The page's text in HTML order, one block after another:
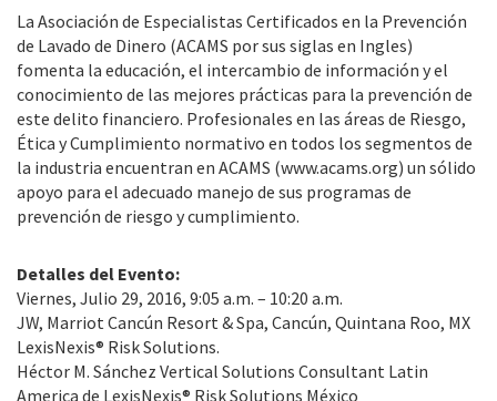
La Asociación de Especialistas Certificados en la Prevención
de Lavado de Dinero (ACAMS por sus siglas en Ingles)
fomenta la educación, el intercambio de información y el
conocimiento de las mejores prácticas para la prevención de
este delito financiero. Profesionales en las áreas de Riesgo,
Ética y Cumplimiento normativo en todos los segmentos de
la industria encuentran en ACAMS (www.acams.org) un sólido
apoyo para el adecuado manejo de sus programas de
prevención de riesgo y cumplimiento.
Detalles del Evento:
Viernes, Julio 29, 2016, 9:05 a.m. – 10:20 a.m.
JW, Marriot Cancún Resort & Spa, Cancún, Quintana Roo, MX
LexisNexis® Risk Solutions.
Héctor M. Sánchez Vertical Solutions Consultant Latin
America de LexisNexis® Risk Solutions México